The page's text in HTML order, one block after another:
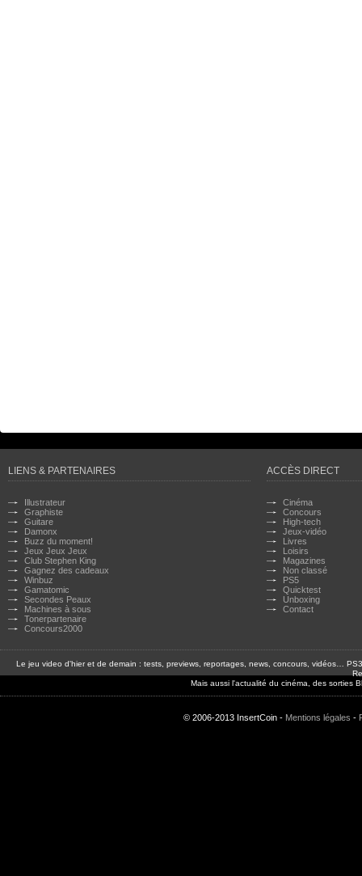
LIENS & PARTENAIRES
Illustrateur
Graphiste
Guitare
Damonx
Buzz du moment!
Jeux Jeux Jeux
Club Stephen King
Gagnez des cadeaux
Winbuz
Gamatomic
Secondes Peaux
Machines à sous
Tonerpartenaire
Concours2000
ACCÈS DIRECT
Cinéma
Concours
High-tech
Jeux-vidéo
Livres
Loisirs
Magazines
Non classé
PS5
Quicktest
Unboxing
Contact
Le jeu video d'hier et de demain : tests, previews, reportages, news, concours, vidéos…
Mais aussi l'actualité du cinéma, des sorties
© 2006-2013 InsertCoin - Mentions légales -